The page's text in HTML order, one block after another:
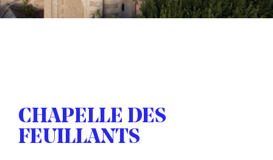
CHAPELLE DES
FEUILLANTS